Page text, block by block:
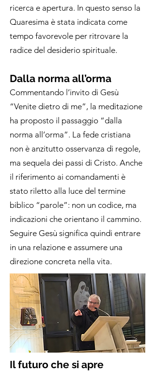
ricerca e apertura. In questo senso la
Quaresima è stata indicata come
tempo favorevole per ritrovare la
radice del desiderio spirituale.
Dalla norma all’orma
Commentando l’invito di Gesù
“Venite dietro di me”, la meditazione
ha proposto il passaggio “dalla
norma all’orma”. La fede cristiana
non è anzitutto osservanza di regole,
ma sequela dei passi di Cristo. Anche
il riferimento ai comandamenti è
stato riletto alla luce del termine
biblico “parole”: non un codice, ma
indicazioni che orientano il cammino.
Seguire Gesù significa quindi entrare
in una relazione e assumere una
direzione concreta nella vita.
Il futuro che si apre